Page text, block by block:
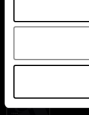
Klantendienst